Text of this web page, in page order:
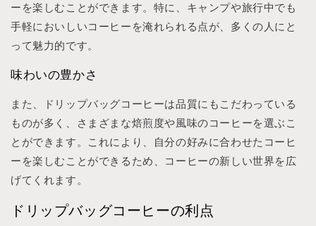
ーを楽しむことができます。特に、キャンプや旅行中でも
手軽においしいコーヒーを淹れられる点が、多くの人にと
って魅力的です。
味わいの豊かさ
また、ドリップバッグコーヒーは品質にもこだわっている
ものが多く、さまざまな焙煎度や風味のコーヒーを選ぶこ
とができます。これにより、自分の好みに合わせたコーヒ
ーを楽しむことができるため、コーヒーの新しい世界を広
げてくれます。
ドリップバッグコーヒーの利点